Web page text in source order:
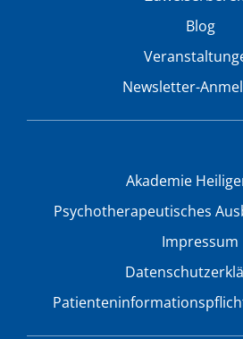
Blog
Newsletter-
Akademie
Psychotherapeutisches
Impressum